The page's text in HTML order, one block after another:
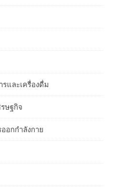
และเครื่องดื่ม
ษฐกิจ
อกกำลังกาย